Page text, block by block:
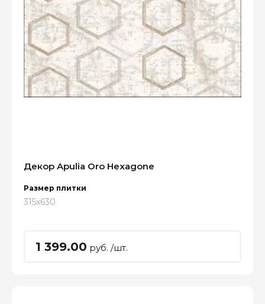
Декор Apulia Oro Hexagone
Размер плитки
315x630
1 399.00 руб. /шт.